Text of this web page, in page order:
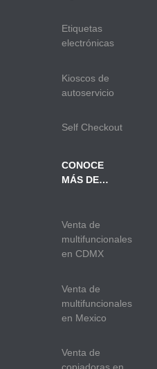
Etiquetas
electrónicas
Kioscos de
autoservicio
Self Checkout
CONOCE
MÁS DE…
Venta de
multifuncionales
en CDMX
Venta de
multifuncionales
en Mexico
Venta de